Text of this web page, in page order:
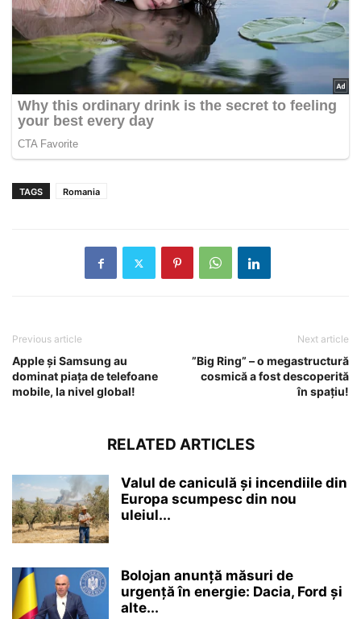
TAGS Romania
Previous article
Apple și Samsung au
dominat piața de telefoane
mobile, la nivel global!
Next article
”Big Ring” – o megastructură
cosmică a fost descoperită
în spațiu!
RELATED ARTICLES
Valul de caniculă și incendiile din
Europa scumpesc din nou
uleiul...
Bolojan anunță măsuri de
urgență în energie: Dacia, Ford și
alte...